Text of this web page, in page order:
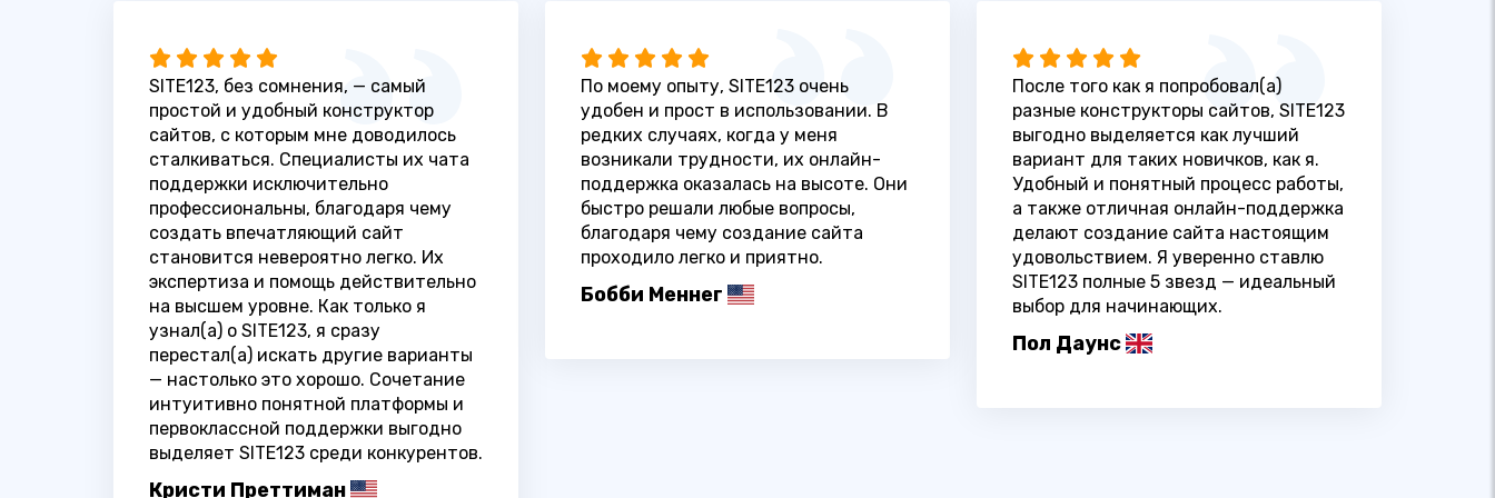
SITE123, без сомнения, — самый
простой и удобный конструктор
сайтов, с которым мне доводилось
сталкиваться. Специалисты их чата
поддержки исключительно
профессиональны, благодаря чему
создать впечатляющий сайт
становится невероятно легко. Их
экспертиза и помощь действительно
на высшем уровне. Как только я
узнал(а) о SITE123, я сразу
перестал(а) искать другие варианты
— настолько это хорошо. Сочетание
интуитивно понятной платформы и
первоклассной поддержки выгодно
выделяет SITE123 среди конкурентов.
Кристи Преттиман
По моему опыту, SITE123 очень
удобен и прост в использовании. В
редких случаях, когда у меня
возникали трудности, их онлайн-
поддержка оказалась на высоте. Они
быстро решали любые вопросы,
благодаря чему создание сайта
проходило легко и приятно.
Бобби Меннег
После того как я попробовал(а)
разные конструкторы сайтов, SITE123
выгодно выделяется как лучший
вариант для таких новичков, как я.
Удобный и понятный процесс работы,
а также отличная онлайн-поддержка
делают создание сайта настоящим
удовольствием. Я уверенно ставлю
SITE123 полные 5 звезд — идеальный
выбор для начинающих.
Пол Даунс